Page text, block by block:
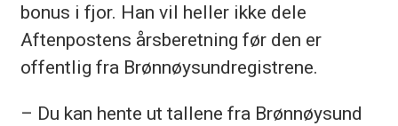
bonus i fjor. Han vil heller ikke dele
Aftenpostens årsberetning før den er
offentlig fra Brønnøysundregistrene.
– Du kan hente ut tallene fra Brønnøysund